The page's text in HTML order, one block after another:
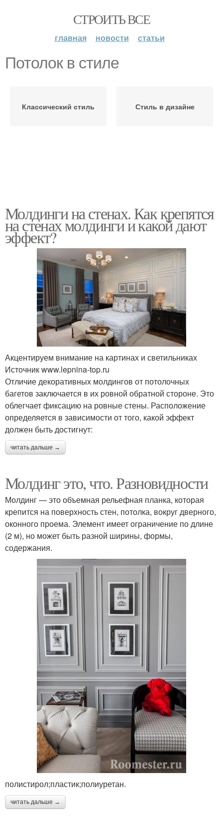
СТРОИТЬ ВСЕ
главная новости статьи
Потолок в стиле
Классический стиль Стиль в дизайне
Молдинги на стенах. Как крепятся
на стенах молдинги и какой дают
эффект?
Акцентируем внимание на картинах и светильниках
Источник www.lepnina-top.ru
Отличие декоративных молдингов от потолочных
багетов заключается в их ровной обратной стороне. Это
облегчает фиксацию на ровные стены. Расположение
определяется в зависимости от того, какой эффект
должен быть достигнут:
читать дальше →
Молдинг это, что. Разновидности
Молдинг — это объемная рельефная планка, которая
крепится на поверхность стен, потолка, вокруг дверного,
оконного проема. Элемент имеет ограничение по длине
(2 м), но может быть разной ширины, формы,
содержания.
полистирол;пластик;полиуретан.
читать дальше →